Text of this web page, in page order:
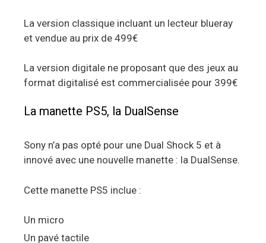
La version classique incluant un lecteur blueray
et vendue au prix de 499€
La version digitale ne proposant que des jeux au
format digitalisé est commercialisée pour 399€
La manette PS5, la DualSense
Sony n’a pas opté pour une Dual Shock 5 et à
innové avec une nouvelle manette : la DualSense.
Cette manette PS5 inclue :
Un micro
Un pavé tactile